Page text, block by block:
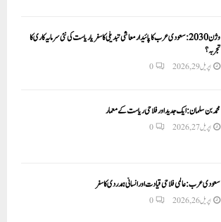
وژن 2030:سعودی عرب کا پائیدار معاشی تبدیلی کا سفر یا ریاست کی نئی سرمایہ کاری کا
تجربہ؟
اپریل 29, 2026 0
محمد بن سلمان: ایک جدید اور فلاحی ریاست کے معمار
اپریل 27, 2026 0
سعودی عرب: عالمی فلاحی قیادت اور انسانی ہمدردی کا سفر
اپریل 26, 2026 0